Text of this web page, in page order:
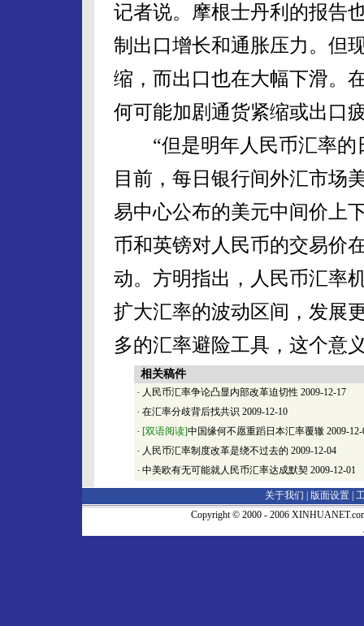
记者说。摩根士丹利的报告
制出口增长和通胀压力。但
缩，而出口也在大幅下滑。
何可能加剧通货紧缩或出口
“但是明年人民币汇率的
目前，每日银行间外汇市场
易中心公布的美元中间价上
币和英镑对人民币的交易价
动。方明指出，人民币汇率
扩大汇率的波动区间，发展
多的汇率避险工具，这个意
相关稿件
· 人民币汇率争论凸显内部改革迫切性 2009-12-17
· 在汇率分歧背后找共识 2009-12-10
· [双语阅读]中国缘何不愿重蹈日本汇率覆辙 2009-12-
· 人民币汇率制度改革是绕不过去的 2009-12-04
· 中美欧有无可能就人民币汇率达成默契 2009-12-01
关于我们 | 版面设置
Copyright © 2000 - 2006